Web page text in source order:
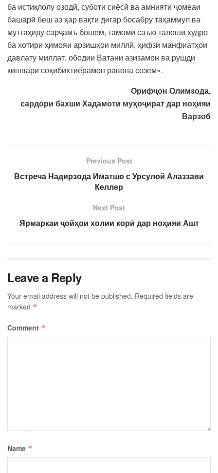
ба истиқлолу озодӣ, суботи сиёсӣ ва амнияти ҷомеаи
башарӣ беш аз ҳар вақти дигар босабру таҳаммул ва
муттаҳиду сарҷамъ бошем, тамоми саъю талоши худро
ба хотири ҳимояи арзишҳои миллӣ, ҳифзи манфиатҳои
давлату миллат, ободии Ватани азизамон ва рушди
кишвари соҳибихтиёрамон равона созем».
Орифҷон Олимзода,
сардори бахши Хадамоти муҳоҷират дар ноҳияи
Варзоб
Previous Post
Встреча Надирзода Иматшо с Урсулой Алаззави
Келлер
Next Post
Ярмаркаи ҷойҳои холии корӣ дар ноҳияи Ашт
Leave a Reply
Your email address will not be published. Required fields are
marked *
Comment *
Name *